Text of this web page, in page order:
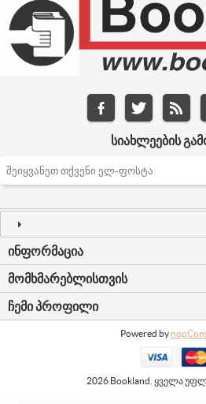
ᲡᲘᲐᲮᲚᲔᲔᲑᲘᲡ
ᲘᲜᲤᲝᲠᲛᲐᲪᲘᲐ
ᲛᲝᲛᲮᲛᲐᲠᲔᲑᲚᲘᲡᲗᲕᲘᲡ
ᲩᲔᲛᲘ ᲞᲠᲝᲤᲘᲚᲘ
Powered by
2026 Bookland. ყველა